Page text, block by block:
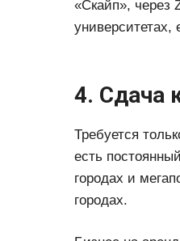
«Скайп», через
университетах,
4. Сдача
Требуется
есть
городах и
городах.